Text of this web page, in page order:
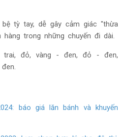
tỳ tay, dễ gây cảm giác "thừa
trong những chuyến đi dài.
trai, đỏ, vàng - đen, đỏ - đen,
báo giá lăn bánh và khuyến